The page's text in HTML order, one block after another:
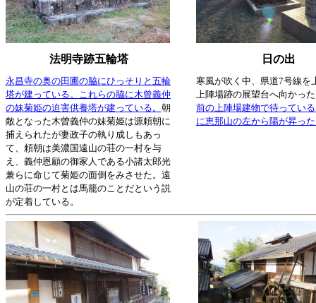
法明寺跡五輪塔 日の出
永昌寺の奥の田圃の脇にひっそりと五輪
塔が建っている。これらの脇に木曾義仲
の妹菊姫の迫害供養塔が建っている。 朝
敵となった木曽義仲の妹菊姫は源頼朝に
捕えられたが妻政子の執り成しもあっ
て、頼朝は美濃国遠山の荘の一村を与
え、義仲恩顧の御家人である小諸太郎光
兼らに命じて菊姫の面倒をみさせた。遠
山の荘の一村とは馬籠のことだという説
が定着している。
寒風が吹く中、県道7号線を
上陣場跡の展望台へ向かっ
前の上陣場建物で待ってい
に恵那山の左から陽が昇っ